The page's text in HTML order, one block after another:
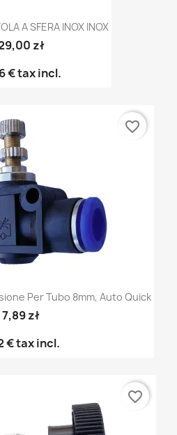
A SFERA INOX INOX
zł
€tax incl.
Per Tubo 8mm, Auto Quick
7,89 zł
€tax incl.
favorite_border
favorite_border